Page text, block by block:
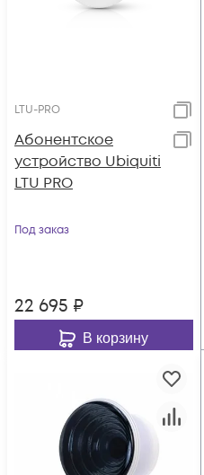
LTU-PRO
Абонентское
устройство Ubiquiti
LTU PRO
Под заказ
22 695 ₽
В корзину